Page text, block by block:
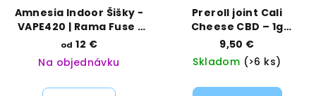
Amnesia Indoor Šišky -
VAPE420 | Rama Fuse |
Vaporama
od 12 €
Na objednávku
Preroll joint Cali
Cheese CBD – 1g
aromatický suvenír |
Rama Herbs |
Vaporama
9,50 €
Skladom (>6 ks)